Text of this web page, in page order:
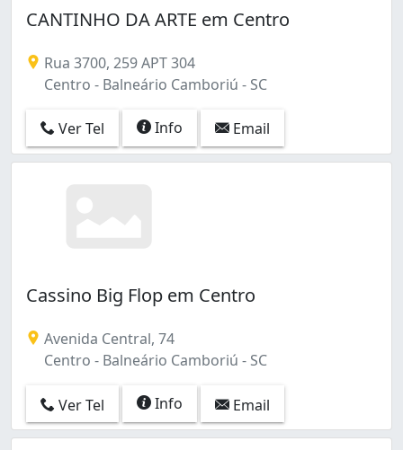
CANTINHO DA ARTE em Centro
Rua 3700, 259 APT 304
Centro - Balneário Camboriú - SC
Ver Tel Info Email
Cassino Big Flop em Centro
Avenida Central, 74
Centro - Balneário Camboriú - SC
Ver Tel Info Email